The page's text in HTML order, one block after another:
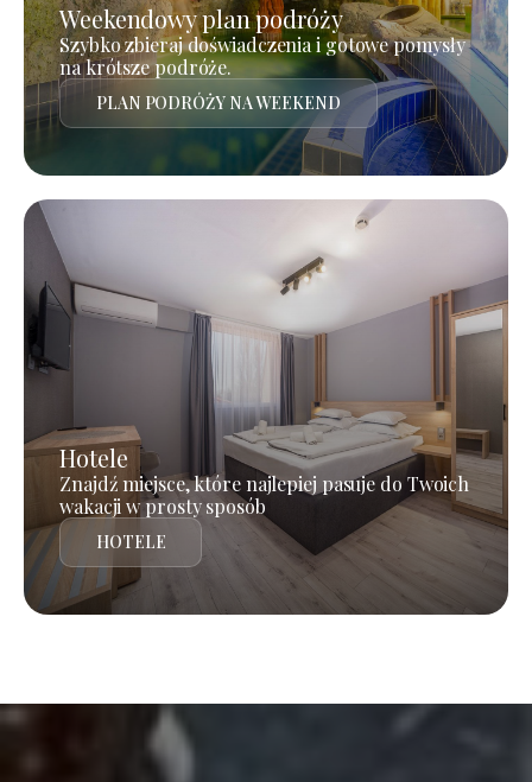
Weekendowy plan podróży
Szybko zbieraj doświadczenia i gotowe pomysły
na krótsze podróże.
PLAN PODRÓŻY NA WEEKEND
Hotele
Znajdź miejsce, które najlepiej pasuje do Twoich
wakacji w prosty sposób
HOTELE